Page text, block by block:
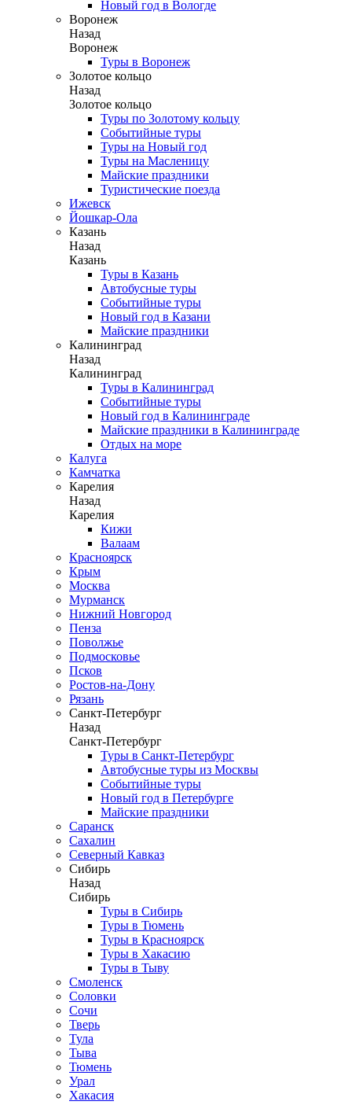
Новый год в Вологде
Воронеж
Назад
Воронеж
Туры в Воронеж
Золотое кольцо
Назад
Золотое кольцо
Туры по Золотому кольцу
Событийные туры
Туры на Новый год
Туры на Масленицу
Майские праздники
Туристические поезда
Ижевск
Йошкар-Ола
Казань
Назад
Казань
Туры в Казань
Автобусные туры
Событийные туры
Новый год в Казани
Майские праздники
Калининград
Назад
Калининград
Туры в Калининград
Событийные туры
Новый год в Калининграде
Майские праздники в Калининграде
Отдых на море
Калуга
Камчатка
Карелия
Назад
Карелия
Кижи
Валаам
Красноярск
Крым
Москва
Мурманск
Нижний Новгород
Пенза
Поволжье
Подмосковье
Псков
Ростов-на-Дону
Рязань
Санкт-Петербург
Назад
Санкт-Петербург
Туры в Санкт-Петербург
Автобусные туры из Москвы
Событийные туры
Новый год в Петербурге
Майские праздники
Саранск
Сахалин
Северный Кавказ
Сибирь
Назад
Сибирь
Туры в Сибирь
Туры в Тюмень
Туры в Красноярск
Туры в Хакасию
Туры в Тыву
Смоленск
Соловки
Сочи
Тверь
Тула
Тыва
Тюмень
Урал
Хакасия